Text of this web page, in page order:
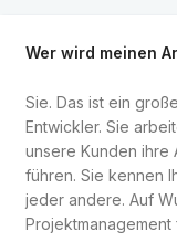
Wer wird meinen
Sie. Das ist ein
Entwickler. Sie
unsere Kunden ihre
führen. Sie kennen
jeder andere. Auf